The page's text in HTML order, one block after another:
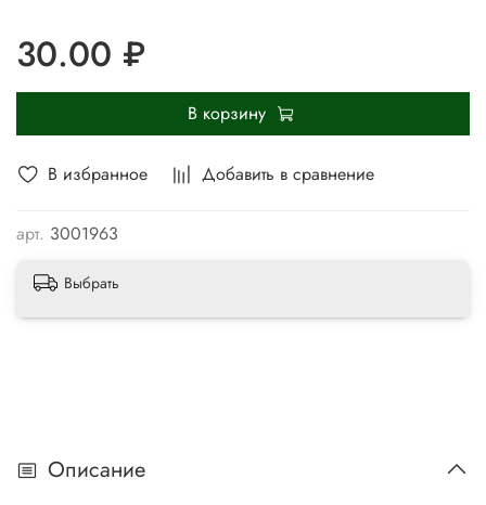
В избранное Добавить в сравнение
арт. 3001963
30.00 ₽
В корзину
Выбрать
Описание